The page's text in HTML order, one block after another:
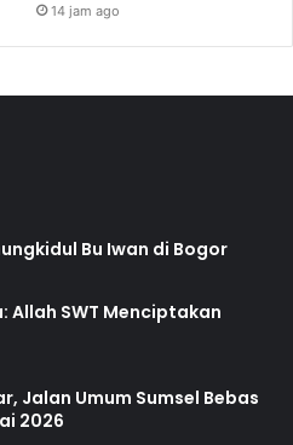
14 jam ago
Bu Iwan di Bogor
Allah SWT Menciptakan
Jalan Umum Sumsel Bebas
2026